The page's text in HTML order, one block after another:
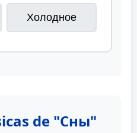
Холодное
de "Сны"